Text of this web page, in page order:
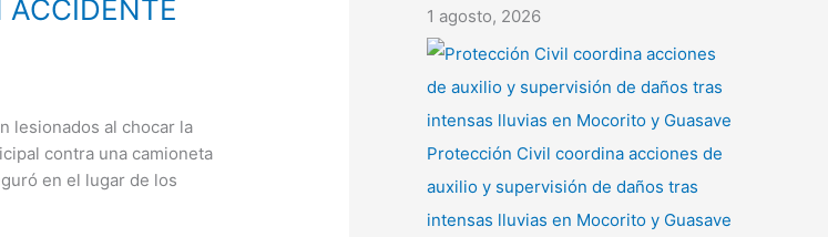
ACCIDENTE
lesionados al chocar la
contra una camioneta
en el lugar de los
1 agosto, 2026
Protección Civil coordina acciones de
auxilio y supervisión de daños tras
intensas lluvias en Mocorito y Guasave